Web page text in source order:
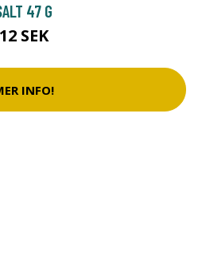
47 G
12 SEK
INFO!